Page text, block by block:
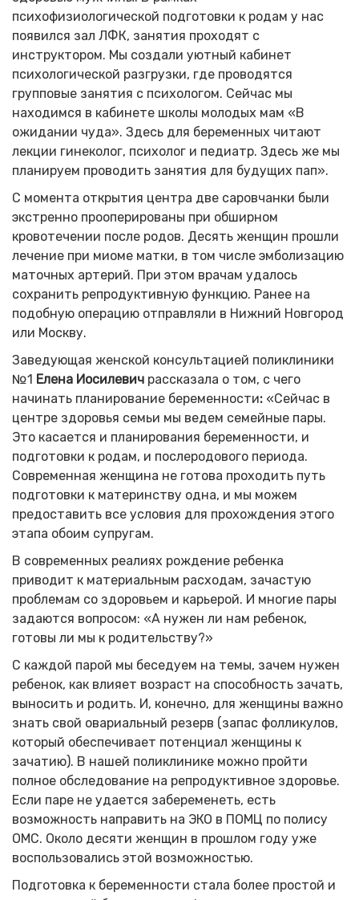
психофизиологической подготовки к родам у нас
появился зал ЛФК, занятия проходят с
инструктором. Мы создали уютный кабинет
психологической разгрузки, где проводятся
групповые занятия с психологом. Сейчас мы
находимся в кабинете школы молодых мам «В
ожидании чуда». Здесь для беременных читают
лекции гинеколог, психолог и педиатр. Здесь же мы
планируем проводить занятия для будущих пап».
С момента открытия центра две саровчанки были
экстренно прооперированы при обширном
кровотечении после родов. Десять женщин прошли
лечение при миоме матки, в том числе эмболизацию
маточных артерий. При этом врачам удалось
сохранить репродуктивную функцию. Ранее на
подобную операцию отправляли в Нижний Новгород
или Москву.
Заведующая женской консультацией поликлиники
№1 Елена Иосилевич рассказала о том, с чего
начинать планирование беременности: «Сейчас в
центре здоровья семьи мы ведем семейные пары.
Это касается и планирования беременности, и
подготовки к родам, и послеродового периода.
Современная женщина не готова проходить путь
подготовки к материнству одна, и мы можем
предоставить все условия для прохождения этого
этапа обоим супругам.
В современных реалиях рождение ребенка
приводит к материальным расходам, зачастую
проблемам со здоровьем и карьерой. И многие пары
задаются вопросом: «А нужен ли нам ребенок,
готовы ли мы к родительству?»
С каждой парой мы беседуем на темы, зачем нужен
ребенок, как влияет возраст на способность зачать,
выносить и родить. И, конечно, для женщины важно
знать свой овариальный резерв (запас фолликулов,
который обеспечивает потенциал женщины к
зачатию). В нашей поликлинике можно пройти
полное обследование на репродуктивное здоровье.
Если паре не удается забеременеть, есть
возможность направить на ЭКО в ПОМЦ по полису
ОМС. Около десяти женщин в прошлом году уже
воспользовались этой возможностью.
Подготовка к беременности стала более простой и